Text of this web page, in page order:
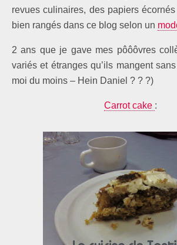
revues culinaires, des papiers
bien rangés dans ce blog selon un
2 ans que je gave mes pôôôvres
variés et étranges qu’ils mangent
moi du moins – Hein Daniel ? ? ?)
Carrot cake :